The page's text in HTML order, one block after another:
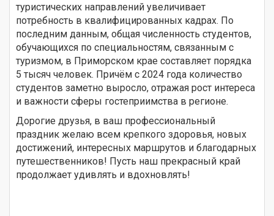
туристических направлений увеличивает
потребность в квалифицированных кадрах. По
последним данным, общая численность студентов,
обучающихся по специальностям, связанным с
туризмом, в Приморском крае составляет порядка
5 тысяч человек. Причём с 2024 года количество
студентов заметно выросло, отражая рост интереса
и важности сферы гостеприимства в регионе.
Дорогие друзья, в ваш профессиональный
праздник желаю всем крепкого здоровья, новых
достижений, интересных маршрутов и благодарных
путешественников! Пусть наш прекрасный край
продолжает удивлять и вдохновлять!